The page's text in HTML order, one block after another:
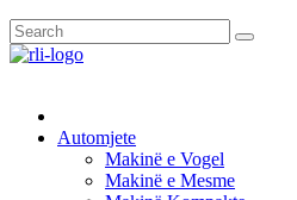
Automjete
Makinë e Vogel
Makinë e Mesme